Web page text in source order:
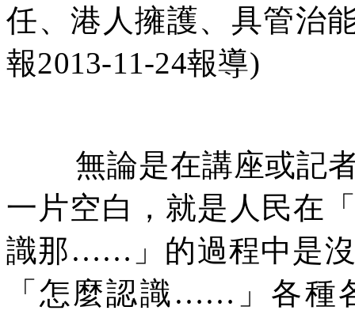
任、港人擁護、具管治
報2013-11-24報導)
無論是在講座或記
一片空白，就是人民在
識那…… 」的過程中是
「怎麼認識…… 」各